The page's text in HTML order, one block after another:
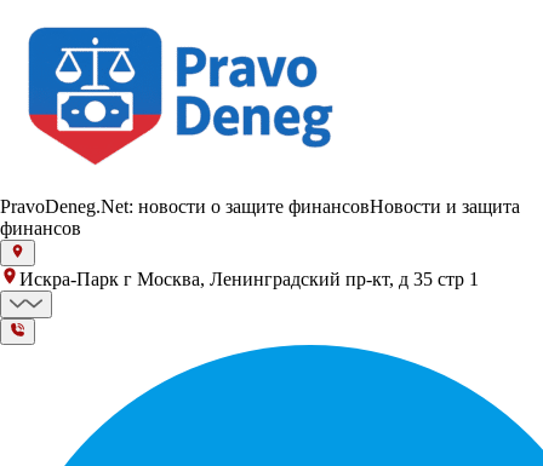
PravoDeneg.Net: новости о защите финансовНовости и защита
финансов
Искра-Парк г Москва, Ленинградский пр-кт, д 35 стр 1